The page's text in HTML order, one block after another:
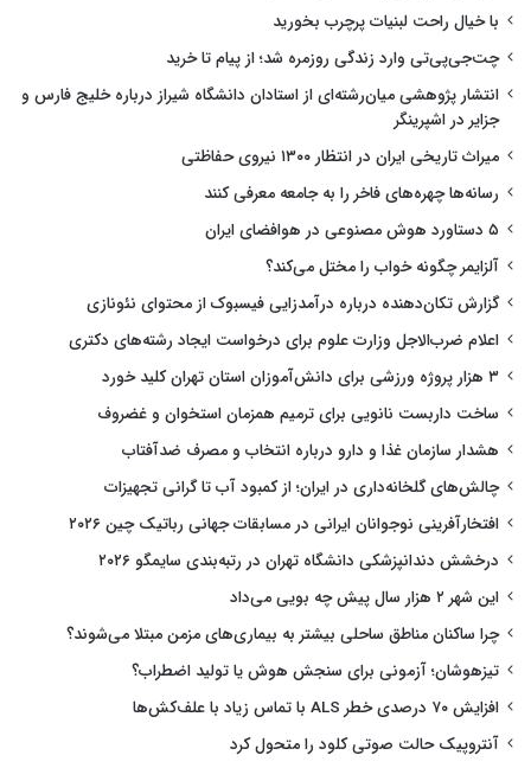
با خیال راحت لبنیات پرچرب بخورید
چت‌جی‌پی‌تی وارد زندگی روزمره شد؛ از پیام تا خرید
انتشار پژوهشی میان‌رشته‌ای از استادان دانشگاه شیراز درباره خلیج فارس و
جزایر در اشپرینگر
میراث تاریخی ایران در انتظار ۱۳۰۰ نیروی حفاظتی
رسانه‌ها چهره‌های فاخر را به جامعه معرفی کنند
۵ دستاورد هوش مصنوعی در هوافضای ایران
آلزایمر چگونه خواب را مختل می‌کند؟
گزارش تکان‌دهنده درباره درآمدزایی فیسبوک از محتوای نئونازی
اعلام ضرب‌الاجل وزارت علوم برای درخواست ایجاد رشته‌های دکتری
۳ هزار پروژه ورزشی برای دانش‌آموزان استان تهران کلید خورد
ساخت داربست نانویی برای ترمیم همزمان استخوان و غضروف
هشدار سازمان غذا و دارو درباره انتخاب و مصرف ضدآفتاب
چالش‌های گلخانه‌داری در ایران؛ از کمبود آب تا گرانی تجهیزات
افتخارآفرینی نوجوانان ایرانی در مسابقات جهانی رباتیک چین ۲۰۲۶
درخشش دندانپزشکی دانشگاه تهران در رتبه‌بندی سایمگو ۲۰۲۶
این شهر ۲ هزار سال پیش چه بویی می‌داد
چرا ساکنان مناطق ساحلی بیشتر به بیماری‌های مزمن مبتلا می‌شوند؟
تیزهوشان؛ آزمونی برای سنجش هوش یا تولید اضطراب؟
افزایش ۷۰ درصدی خطر ALS با تماس زیاد با علف‌کش‌ها
آنتروپیک حالت صوتی کلود را متحول کرد